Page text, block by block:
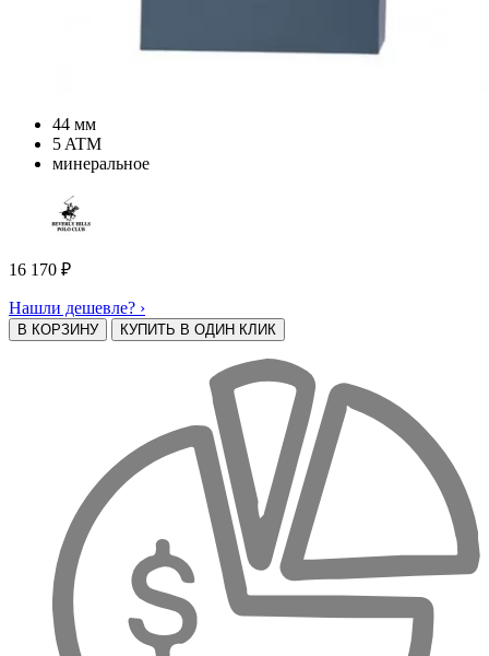
44 мм
5 ATM
минеральное
16 170 ₽
Нашли дешевле? ›
В КОРЗИНУ КУПИТЬ В ОДИН КЛИК